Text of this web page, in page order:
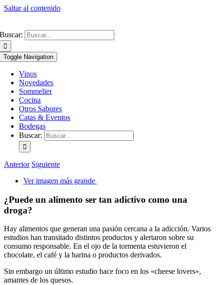
Saltar al contenido
Buscar:
Toggle Navigation
Vinos
Novedades
Sommelier
Cocina
Otros Sabores
Catas & Eventos
Bodegas
Buscar:
Anterior Siguiente
Ver imagen más grande
¿Puede un alimento ser tan adictivo como una
droga?
Hay alimentos que generan una pasión cercana a la adicción. Varios
estudios han transitado distintos productos y alertaron sobre su
consumo responsable. En el ojo de la tormenta estuvieron el
chocolate, el café y la harina o productos derivados.
Sin embargo un último estudio hace foco en los «cheese lovers»,
amantes de los quesos.